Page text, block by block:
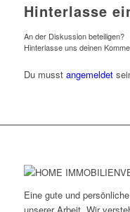
Hinterlasse
An der Diskussion beteiligen?
Hinterlasse uns deinen
Du musst angemeldet
Eine gute und